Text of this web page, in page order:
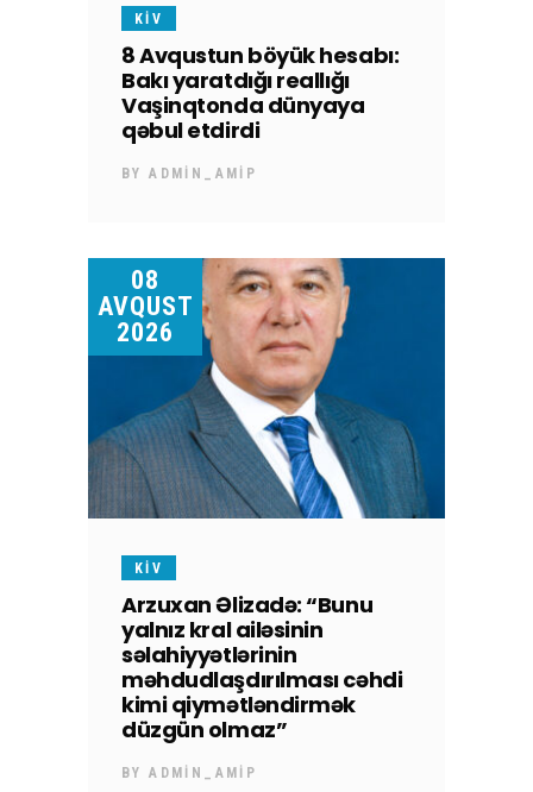
KİV
8 Avqustun böyük hesabı:
Bakı yaratdığı reallığı
Vaşinqtonda dünyaya
qəbul etdirdi
BYADMIN_AMIP
08
AVQUST
2026
KİV
Arzuxan Əlizadə: “Bunu
yalnız kral ailəsinin
səlahiyyətlərinin
məhdudlaşdırılması cəhdi
kimi qiymətləndirmək
düzgün olmaz”
BYADMIN_AMIP